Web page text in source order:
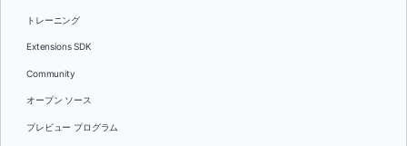
トレーニング
Extensions SDK
Community
オープン ソース
プレビュー プログラム